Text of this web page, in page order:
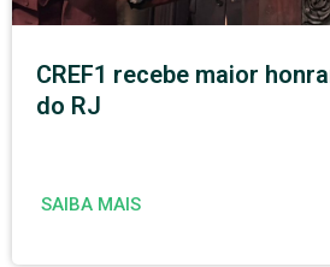
CREF1 recebe maior
do RJ
SAIBA MAIS